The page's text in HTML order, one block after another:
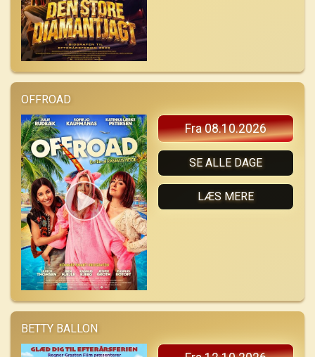
OFFROAD
Fra 08.10.2026
SE ALLE DAGE
LÆS MERE
BETTY BALLON